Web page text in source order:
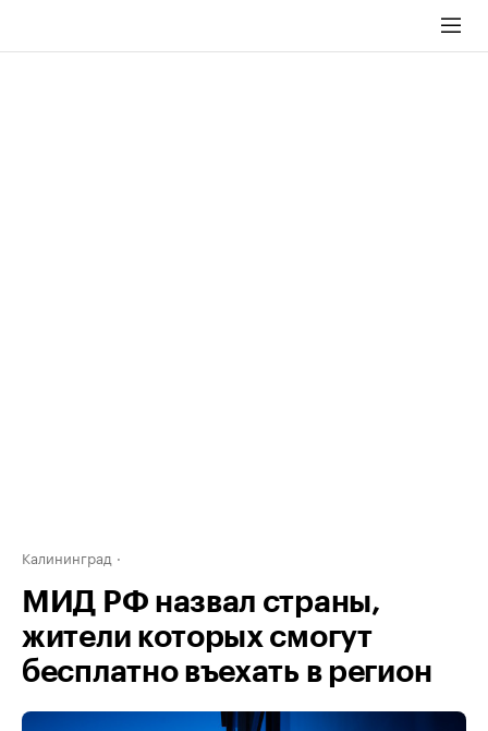
Калининград
МИД РФ назвал страны,
жители которых смогут
бесплатно въехать в регион